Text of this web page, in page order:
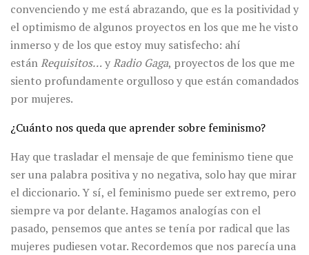
convenciendo y me está abrazando, que es la positividad y
el optimismo de algunos proyectos en los que me he visto
inmerso y de los que estoy muy satisfecho: ahí
estánRequisitos… yRadio Gaga, proyectos de los que me
siento profundamente orgulloso y que están comandados
por mujeres.
¿Cuánto nos queda que aprender sobre feminismo?
Hay que trasladar el mensaje de que feminismo tiene que
ser una palabra positiva y no negativa, solo hay que mirar
el diccionario. Y sí, el feminismo puede ser extremo, pero
siempre va por delante. Hagamos analogías con el
pasado, pensemos que antes se tenía por radical que las
mujeres pudiesen votar. Recordemos que nos parecía una